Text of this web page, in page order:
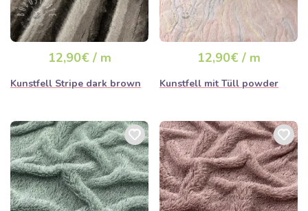
12,90€ / m
Kunstfell Stripe dark brown
12,90€ / m
Kunstfell mit Tüll powder